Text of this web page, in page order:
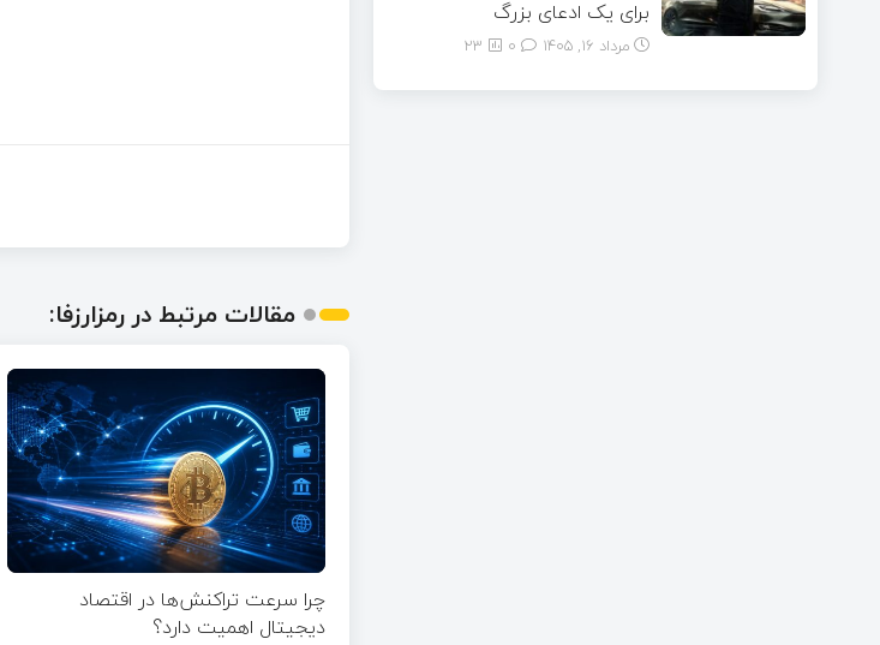
مقالات مرتبط در رمزارزفا:
چرا سرعت تراکنش‌ها در اقتصاد
دیجیتال اهمیت دارد؟
برای یک ادعای بزرگ
مرداد ۱۶, ۱۴۰۵ 23